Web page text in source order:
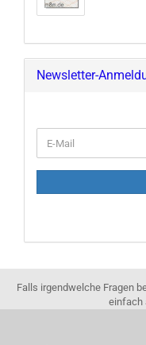
Newsletter-
E-
Mail
Falls irgendwelche Fragen
einfach